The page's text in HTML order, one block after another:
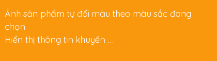
Ảnh sản phẩm tự đổi màu theo màu sắc đang
chọn.
Hiển thị thông tin khuyến …